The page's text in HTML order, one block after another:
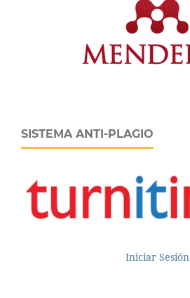
SISTEMA ANTI-PLAGIO
Iniciar Sesión